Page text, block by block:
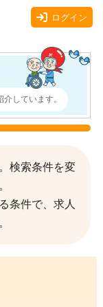
ログイン
しています。
検索条件を変
条件で、求人